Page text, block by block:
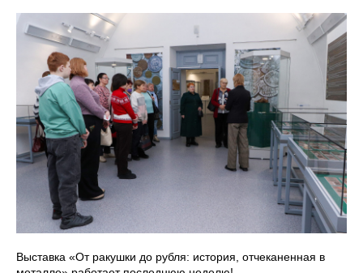
Выставка «От ракушки до рубля: история, отчеканенная в